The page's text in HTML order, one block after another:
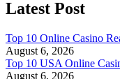
Latest Post
Top 10 Online Casino
August 6, 2026
Top 10 USA Online
August 6, 2026